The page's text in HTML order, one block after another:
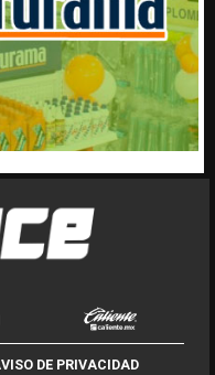
DE PRIVACIDAD